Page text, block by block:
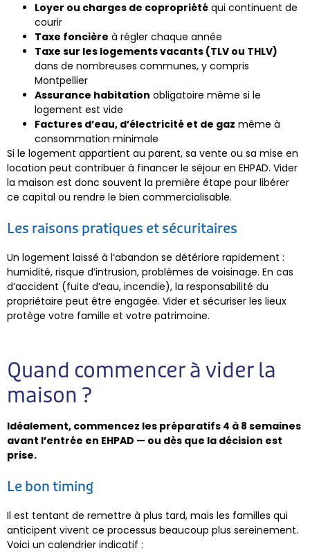
Loyer ou charges de copropriété qui continuent de
courir
Taxe foncière à régler chaque année
Taxe sur les logements vacants (TLV ou THLV)
dans de nombreuses communes, y compris
Montpellier
Assurance habitation obligatoire même si le
logement est vide
Factures d’eau, d’électricité et de gaz même à
consommation minimale
Si le logement appartient au parent, sa vente ou sa mise en
location peut contribuer à financer le séjour en EHPAD. Vider
la maison est donc souvent la première étape pour libérer
ce capital ou rendre le bien commercialisable.
Les raisons pratiques et sécuritaires
Un logement laissé à l’abandon se détériore rapidement :
humidité, risque d’intrusion, problèmes de voisinage. En cas
d’accident (fuite d’eau, incendie), la responsabilité du
propriétaire peut être engagée. Vider et sécuriser les lieux
protège votre famille et votre patrimoine.
Quand commencer à vider la
maison ?
Idéalement, commencez les préparatifs 4 à 8 semaines
avant l’entrée en EHPAD — ou dès que la décision est
prise.
Le bon timing
Il est tentant de remettre à plus tard, mais les familles qui
anticipent vivent ce processus beaucoup plus sereinement.
Voici un calendrier indicatif :